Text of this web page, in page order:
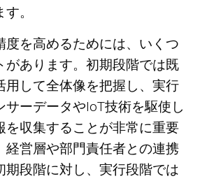
。
度を高めるためには、いくつ
があります。初期段階では既
用して全体像を把握し、実行
サーデータやIoT技術を駆使し
を収集することが非常に重要
経営層や部門責任者との連携
期段階に対し、実行段階では